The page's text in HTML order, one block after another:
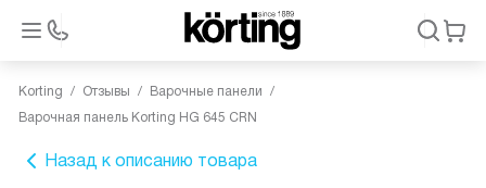
Korting Отзывы
Варочные панели
Варочная панель Korting HG 645 CRN
Назад к описанию товара